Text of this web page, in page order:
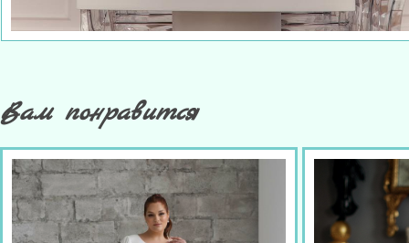
Вам понравится